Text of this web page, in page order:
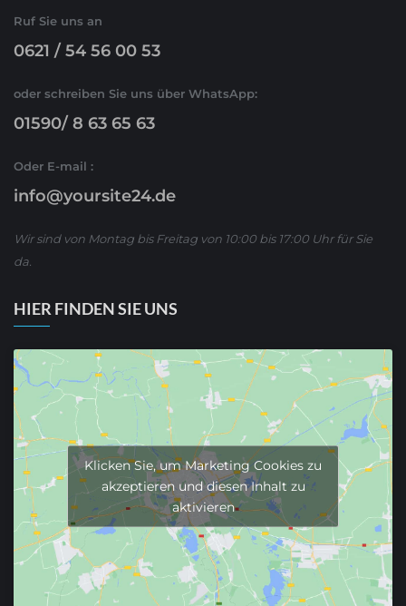
Ruf Sie uns an
0621 / 54 56 00 53
oder schreiben Sie uns über WhatsApp:
01590/ 8 63 65 63
Oder E-mail :
info@yoursite24.de
Wir sind von Montag bis Freitag von 10:00 bis 17:00 Uhr für Sie
da.
HIER FINDEN SIE UNS
Klicken Sie, um Marketing Cookies zu
akzeptieren und diesen Inhalt zu
aktivieren